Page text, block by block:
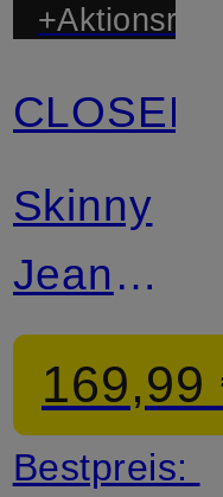
Zertifiziert
CLOSED
Skinny
Jeans
BAKER
169,99
Bestpreis: